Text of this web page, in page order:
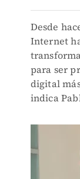
Desde
Internet
para ser
digital
indica